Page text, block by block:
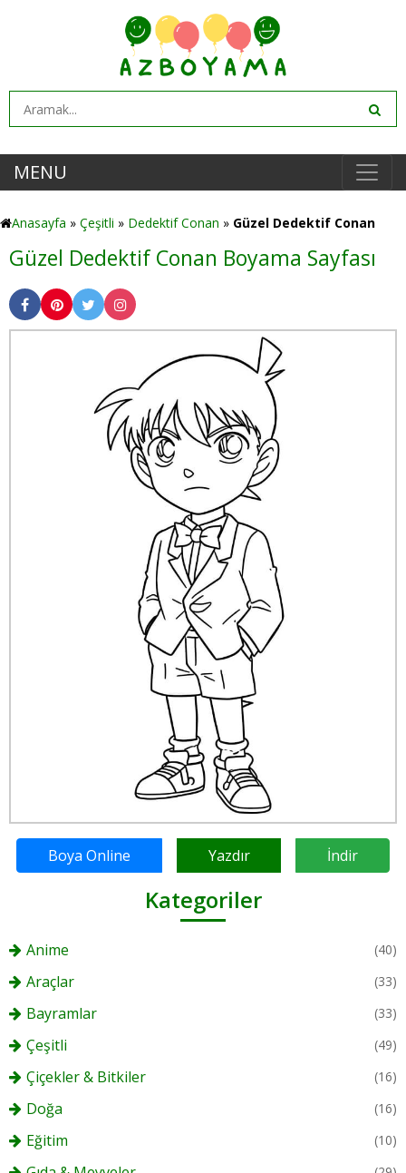
MENU
Anasayfa » Çeşitli » Dedektif Conan » Güzel Dedektif Conan
Güzel Dedektif Conan Boyama Sayfası
Boya Online Yazdır İndir
Kategoriler
Anime (40)
Araçlar (33)
Bayramlar (33)
Çeşitli (49)
Çiçekler & Bitkiler (16)
Doğa (16)
Eğitim (10)